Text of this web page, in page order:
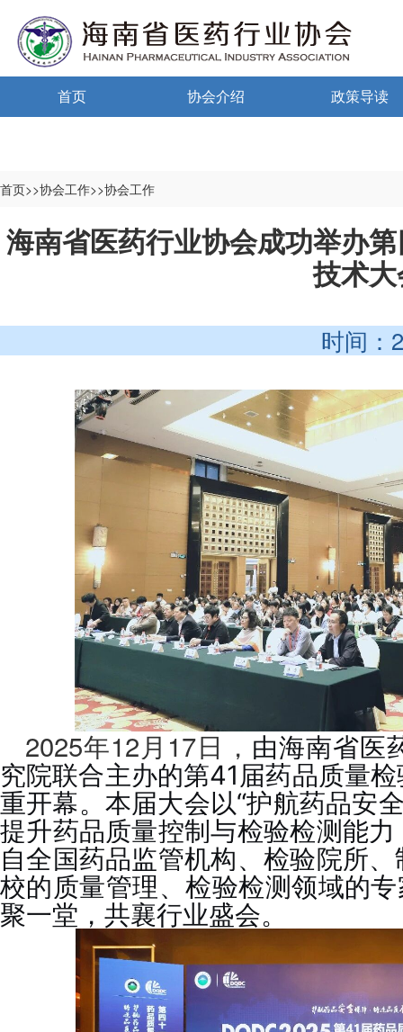
首页 协会介绍
会费制度
协会章程
会员名单
道德准则
调解规则
政策导读
中小微海南政
首页>>协会工作>>协会工作
海南省医药行业协会成功举办
技术
时间：
2025年12月17日， 由海南省医
究院联合主办的第41届药品质量
重开幕。本届大会以“护航药品安
提升药品质量控制与检验检测能
自全国药品监管机构、检验院所
校的质量管理、检验检测领域的
聚一堂，共襄行业盛会。